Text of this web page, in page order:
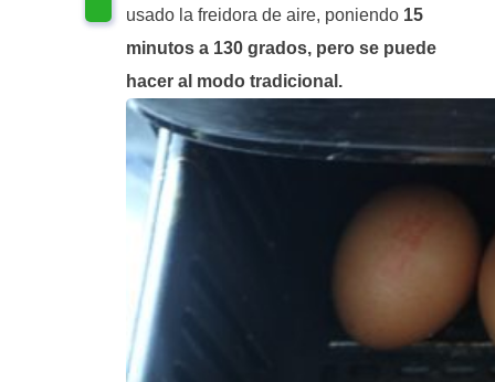
usado la freidora de aire, poniendo 15
minutos a 130 grados, pero se puede
hacer al modo tradicional.